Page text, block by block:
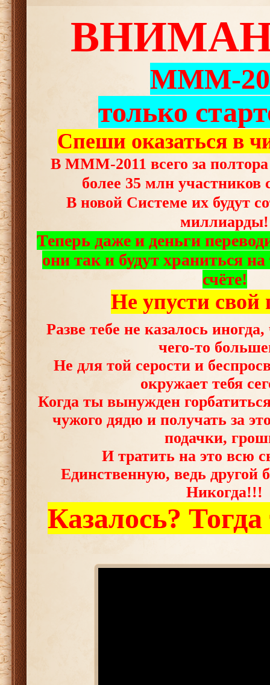
МММ-
только
Спеши оказаться в
В МММ-2011 всего за
более 35 млн участников
В новой Системе их будут
миллиарды!
Теперь даже и деньги
они так и будут храниться
счёте!
Не упусти
Разве тебе не казалось
чего-то
Не для той серости и
окружает тебя
Когда ты вынужден
чужого дядю и получать за
подачки,
И тратить на это всю
Единственную, ведь другой
Никогда!!!
Казалось?